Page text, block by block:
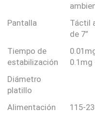
Pantalla
Táctil
de 7”
Tiempo de
estabilización
0.1mg
Diámetro
platillo
Alimentación
115-